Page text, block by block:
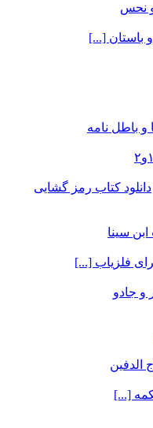
و نحس
باستان [...]
باطل نامه
دانلود کتاب رمز گشایی
سینا
فلزیاب [...]
و جادو
الدفين
[...]